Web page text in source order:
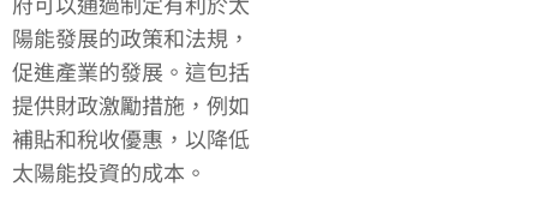
陽能發展的政策和法規，
促進產業的發展。這包括
提供財政激勵措施，例如
補貼和稅收優惠，以降低
太陽能投資的成本。